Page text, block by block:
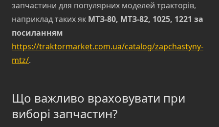
запчастини для популярних моделей тракторів,
наприклад таких як МТЗ-80, МТЗ-82, 1025, 1221 за
посиланням
https://traktormarket.com.ua/catalog/zapchastyny-
mtz/.
Що важливо враховувати при
виборі запчастин?